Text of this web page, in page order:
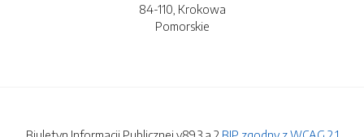
84-110, Krokowa
Pomorskie